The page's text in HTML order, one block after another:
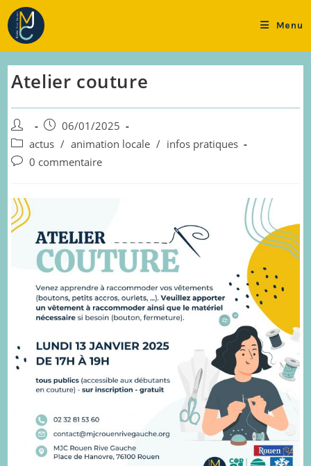
Skip
to
content
Menu
Atelier couture
Auteur/autrice
de
la
publication :
Publication
publiée :
06/01/2025
Post
category:
actus / animation locale / infos pratiques
Commentaires
publication :
0 commentaire